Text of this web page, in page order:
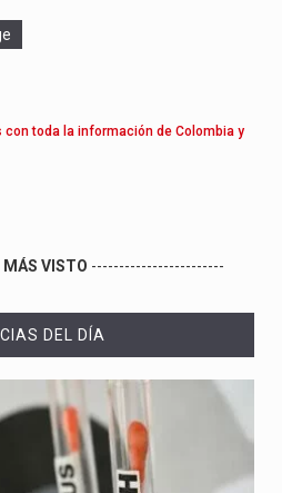
con toda la información de Colombia y
MÁS VISTO ------------------------
DEL DÍA